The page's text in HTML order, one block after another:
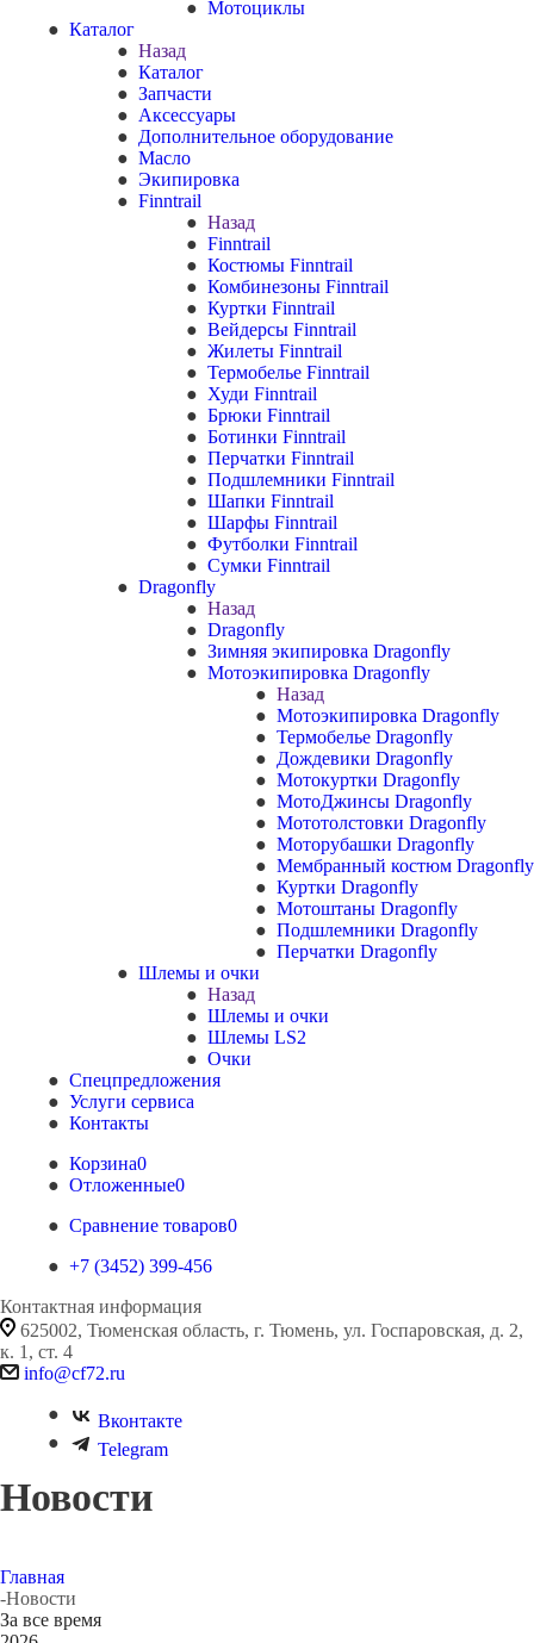
Мотоциклы
Каталог
Назад
Каталог
Запчасти
Аксессуары
Дополнительное оборудование
Масло
Экипировка
Finntrail
Назад
Finntrail
Костюмы Finntrail
Комбинезоны Finntrail
Куртки Finntrail
Вейдерсы Finntrail
Жилеты Finntrail
Термобелье Finntrail
Худи Finntrail
Брюки Finntrail
Ботинки Finntrail
Перчатки Finntrail
Подшлемники Finntrail
Шапки Finntrail
Шарфы Finntrail
Футболки Finntrail
Сумки Finntrail
Dragonfly
Назад
Dragonfly
Зимняя экипировка Dragonfly
Мотоэкипировка Dragonfly
Назад
Мотоэкипировка Dragonfly
Термобелье Dragonfly
Дождевики Dragonfly
Мотокуртки Dragonfly
МотоДжинсы Dragonfly
Мототолстовки Dragonfly
Моторубашки Dragonfly
Мембранный костюм Dragonfly
Куртки Dragonfly
Мотоштаны Dragonfly
Подшлемники Dragonfly
Перчатки Dragonfly
Шлемы и очки
Назад
Шлемы и очки
Шлемы LS2
Очки
Спецпредложения
Услуги сервиса
Контакты
Корзина0
Отложенные0
Сравнение товаров0
+7 (3452) 399-456
Контактная информация
625002, Тюменская область, г. Тюмень, ул. Госпаровская, д. 2,
к. 1, ст. 4
info@cf72.ru
Вконтакте
Telegram
Новости
Главная
-Новости
За все время